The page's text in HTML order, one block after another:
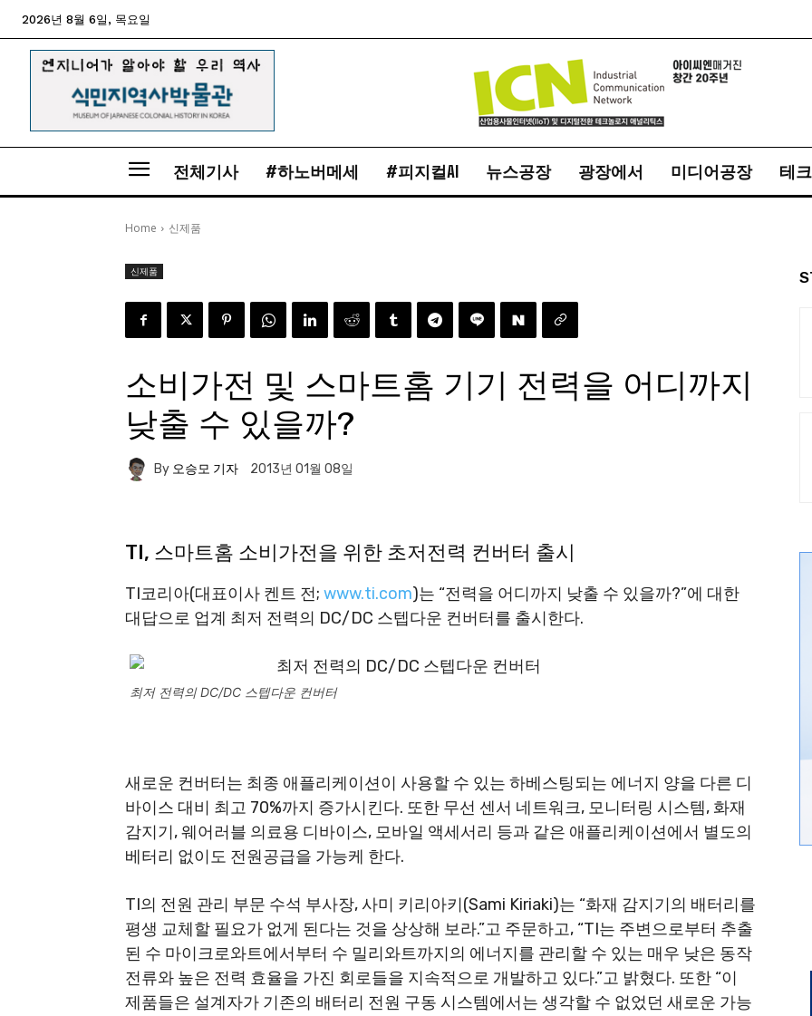
2026년 8월 6일, 목요일
전체기사 #하노버메세 #피지컬AI 뉴스공장 광장에서 미디어공장 테
Home 신제품
신제품
소비가전 및 스마트홈 기기 전력을 어디까지
낮출 수 있을까?
By 오승모 기자 2013년 01월 08일
TI, 스마트홈 소비가전을 위한 초저전력 컨버터 출시
TI코리아(대표이사 켄트 전; www.ti.com)는 “전력을 어디까지 낮출 수 있을까?”에 대한
대답으로 업계 최저 전력의 DC/DC 스텝다운 컨버터를 출시한다.
최저 전력의 DC/DC 스텝다운 컨버터
새로운 컨버터는 최종 애플리케이션이 사용할 수 있는 하베스팅되는 에너지 양을 다른 디
바이스 대비 최고 70%까지 증가시킨다. 또한 무선 센서 네트워크, 모니터링 시스템, 화재
감지기, 웨어러블 의료용 디바이스, 모바일 액세서리 등과 같은 애플리케이션에서 별도의
베터리 없이도 전원공급을 가능케 한다.
TI의 전원 관리 부문 수석 부사장, 사미 키리아키(Sami Kiriaki)는 “화재 감지기의 배터리를
평생 교체할 필요가 없게 된다는 것을 상상해 보라.”고 주문하고, “TI는 주변으로부터 추출
된 수 마이크로와트에서부터 수 밀리와트까지의 에너지를 관리할 수 있는 매우 낮은 동작
전류와 높은 전력 효율을 가진 회로들을 지속적으로 개발하고 있다.”고 밝혔다. 또한 “이
제품들은 설계자가 기존의 배터리 전원 구동 시스템에서는 생각할 수 없었던 새로운 가능